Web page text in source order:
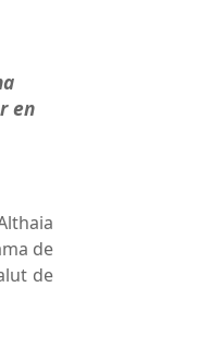
en
de
de